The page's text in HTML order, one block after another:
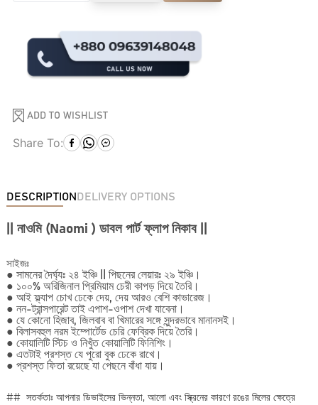
ADD TO WISHLIST
Share To:
DESCRIPTION DELIVERY OPTIONS
|| নাওমি (Naomi ) ডাবল পার্ট ফ্লাপ নিকাব
সাইজঃ
● সামনের দৈর্ঘ্যঃ ২৪ ইঞ্চি || পিছনের লেয়ারঃ ২৯ ইঞ্চি।
● ১০০% অরিজিনাল প্রিমিয়াম চেরী কাপড় দিয়ে তৈরি।
● আই ফ্ল্যাপ চোখ ঢেকে দেয়, দেয় আরও বেশি কাভারেজ।
● নন-ট্রান্সপারেন্ট তাই এপাশ-ওপাশ দেখা যাবেনা।
● যে কোনো হিজাব, জিলবাব বা খিমারের সঙ্গে সুন্দরভাবে মানানসই।
● বিলাসবহুল নরম ইম্পোর্টেড চেরি ফেব্রিক দিয়ে তৈরি।
● কোয়ালিটি স্টিচ ও নিখুঁত কোয়ালিটি ফিনিশিং।
● এতটাই প্রশস্ত যে পুরো বুক ঢেকে রাখে।
● প্রশস্ত ফিতা রয়েছে যা পেছনে বাঁধা যায়।
## সতর্কতাঃ আপনার ডিভাইসের ভিন্নতা, আলো এবং স্ক্রিনের কারণে রঙের মিলের ক্ষেত্রে